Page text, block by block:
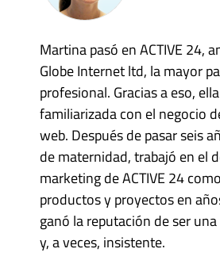
Martina pasó en ACTIVE 24,
Globe Internet ltd, la mayor
profesional. Gracias a eso,
familiarizada con el negocio
web. Después de pasar seis
de maternidad, trabajó en el
marketing de ACTIVE 24
productos y proyectos en
ganó la reputación de ser
y, a veces, insistente.